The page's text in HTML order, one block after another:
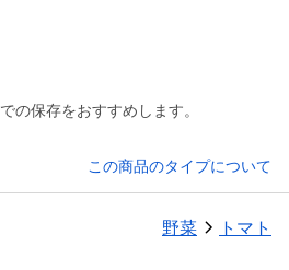
の保存をおすすめします。
この商品のタイプについて
野菜 トマト